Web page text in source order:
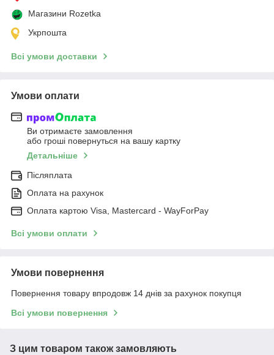
Магазини Rozetka
Укрпошта
Всі умови доставки
Умови оплати
Ви отримаєте замовлення
або гроші повернуться на вашу картку
Детальніше
Післяплата
Оплата на рахунок
Оплата картою Visa, Mastercard - WayForPay
Всі умови оплати
Умови повернення
Повернення товару впродовж 14 днів за рахунок покупця
Всі умови повернення
З цим товаром також замовляють